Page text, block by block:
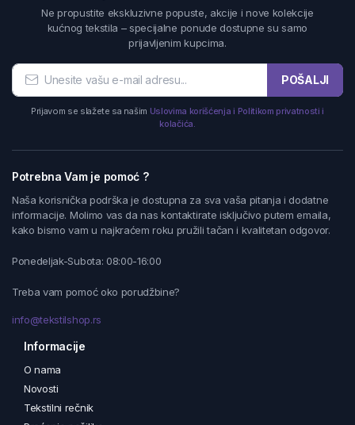
Ne propustite ekskluzivne popuste, akcije i nove kolekcije
kućnog tekstila – specijalne ponude dostupne su samo
prijavljenim kupcima.
POŠALJI
Prijavom se slažete sa našim Uslovima korišćenja i Politikom privatnosti i
kolačića.
Potrebna Vam je pomoć ?
Naša korisnička podrška je dostupna za sva vaša pitanja i dodatne
informacije. Molimo vas da nas kontaktirate isključivo putem emaila,
kako bismo vam u najkraćem roku pružili tačan i kvalitetan odgovor.
Ponedeljak-Subota: 08:00-16:00
Treba vam pomoć oko porudžbine?
info@tekstilshop.rs
Informacije
O nama
Novosti
Tekstilni rečnik